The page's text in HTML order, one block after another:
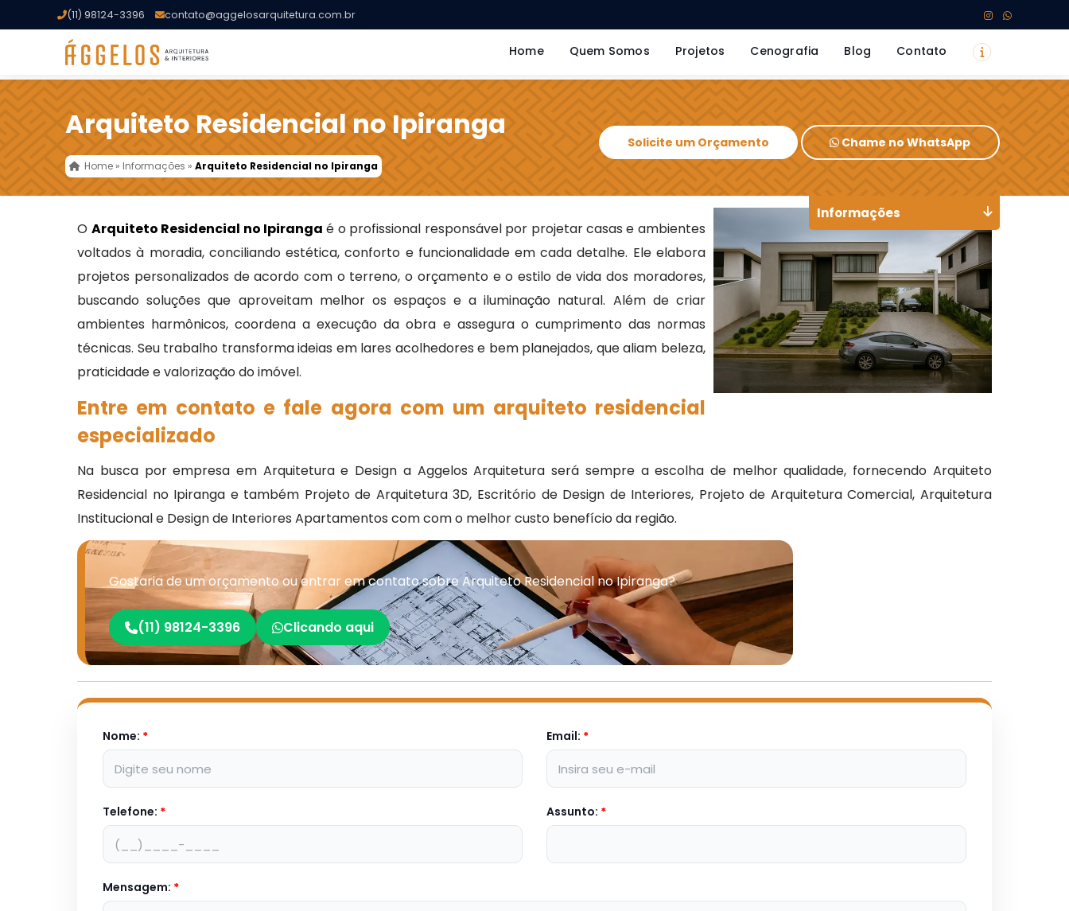
(11) 98124-3396 contato@aggelosarquitetura.com.br
Home Quem Somos Projetos Cenografia Blog Contato
Arquiteto Residencial no Ipiranga
Home » Informações »Arquiteto Residencial no Ipiranga
Solicite um Orçamento Chame no WhatsApp
O Arquiteto Residencial no Ipiranga é o profissional responsável por projetar casas e ambientes
voltados à moradia, conciliando estética, conforto e funcionalidade em cada detalhe. Ele elabora
projetos personalizados de acordo com o terreno, o orçamento e o estilo de vida dos moradores,
buscando soluções que aproveitam melhor os espaços e a iluminação natural. Além de criar
ambientes harmônicos, coordena a execução da obra e assegura o cumprimento das normas
técnicas. Seu trabalho transforma ideias em lares acolhedores e bem planejados, que aliam beleza,
praticidade e valorização do imóvel.
Entre em contato e fale agora com um arquiteto residencial
especializado
Na busca por empresa em Arquitetura e Design a Aggelos Arquitetura será sempre a escolha de melhor qualidade, fornecendo Arquiteto
Residencial no Ipiranga e também Projeto de Arquitetura 3D, Escritório de Design de Interiores, Projeto de Arquitetura Comercial, Arquitetura
Institucional e Design de Interiores Apartamentos com com o melhor custo benefício da região.
Gostaria de um orçamento ou entrar em contato sobre Arquiteto Residencial no Ipiranga?
(11) 98124-3396 Clicando aqui
Nome: * Email: *
Telefone: * Assunto: *
Mensagem: *
Informações